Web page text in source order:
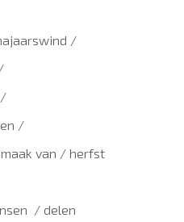
/
/
/
van / herfst
/ delen